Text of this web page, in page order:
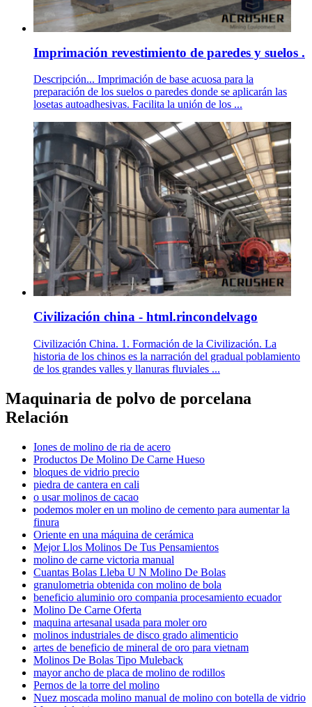
Imprimación revestimiento de paredes y suelos .
Descripción... Imprimación de base acuosa para la
preparación de los suelos o paredes donde se aplicarán las
losetas autoadhesivas. Facilita la unión de los ...
Civilización china - html.rincondelvago
Civilización China. 1. Formación de la Civilización. La
historia de los chinos es la narración del gradual poblamiento
de los grandes valles y llanuras fluviales ...
Maquinaria de polvo de porcelana
Relación
Iones de molino de ria de acero
Productos De Molino De Carne Hueso
bloques de vidrio precio
piedra de cantera en cali
o usar molinos de cacao
podemos moler en un molino de cemento para aumentar la
finura
Oriente en una máquina de cerámica
Mejor Llos Molinos De Tus Pensamientos
molino de carne victoria manual
Cuantas Bolas Lleba U N Molino De Bolas
granulometria obtenida con molino de bola
beneficio aluminio oro compania procesamiento ecuador
Molino De Carne Oferta
maquina artesanal usada para moler oro
molinos industriales de disco grado alimenticio
artes de beneficio de mineral de oro para vietnam
Molinos De Bolas Tipo Muleback
mayor ancho de placa de molino de rodillos
Pernos de la torre del molino
Nuez moscada molino manual de molino con botella de vidrio